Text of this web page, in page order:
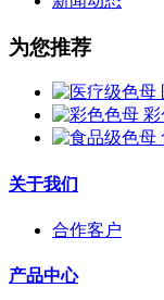
为您推荐
彩
关于我们
合作客户
产品中心